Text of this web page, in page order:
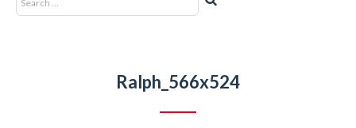
to
pour
Ralph_566x524